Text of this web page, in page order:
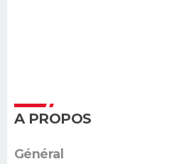
A PROPOS
Général